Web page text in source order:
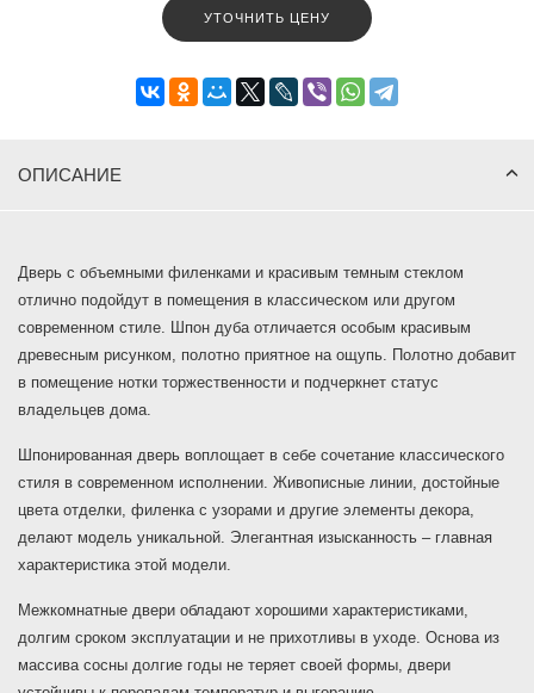
УТОЧНИТЬ ЦЕНУ
ОПИСАНИЕ
Дверь с объемными филенками и красивым темным стеклом
отлично подойдут в помещения в классическом или другом
современном стиле. Шпон дуба отличается особым красивым
древесным рисунком, полотно приятное на ощупь. Полотно добавит
в помещение нотки торжественности и подчеркнет статус
владельцев дома.
Шпонированная дверь воплощает в себе сочетание классического
стиля в современном исполнении. Живописные линии, достойные
цвета отделки, филенка с узорами и другие элементы декора,
делают модель уникальной. Элегантная изысканность – главная
характеристика этой модели.
Межкомнатные двери обладают хорошими характеристиками,
долгим сроком эксплуатации и не прихотливы в уходе. Основа из
массива сосны долгие годы не теряет своей формы, двери